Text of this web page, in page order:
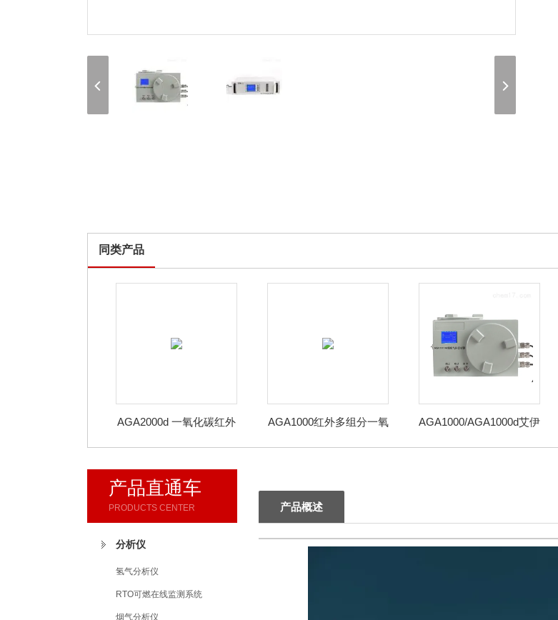
同类产品
AGA2000d 一氧化碳红外
AGA1000红外多组分一氧
AGA1000/AGA1000d艾伊
析仪
产品直通车
PRODUCTS CENTER
分析仪
氢气分析仪
RTO可燃在线监测系统
烟气分析仪
产品概述